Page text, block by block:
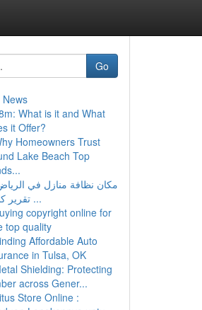
Go
What is it and What
it Offer?
Homeowners Trust
Lake Beach Top
مكان نظافة منازل في
تقرير كامل ...
copyright online for
top quality
Affordable Auto
in Tulsa, OK
Shielding: Protecting
across Gener...
Store Online :